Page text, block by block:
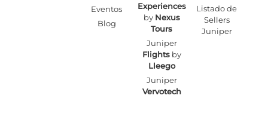
Eventos
Blog
Experiences
by Nexus
Tours
Juniper
Flightsby
Lleego
Juniper
Vervotech
Listado de
Sellers
Juniper